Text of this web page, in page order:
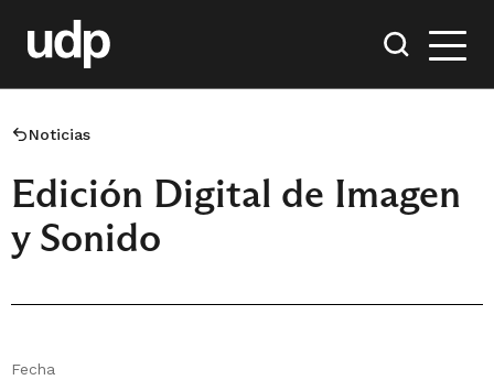
Noticias
Edición Digital de Imagen
y Sonido
Fecha